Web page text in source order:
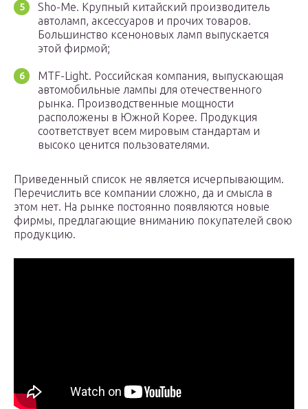
Sho-Me. Крупный китайский производитель
автоламп, аксессуаров и прочих товаров.
Большинство ксеноновых ламп выпускается
этой фирмой;
MTF-Light. Российская компания, выпускающая
автомобильные лампы для отечественного
рынка. Производственные мощности
расположены в Южной Корее. Продукция
соответствует всем мировым стандартам и
высоко ценится пользователями.
Приведенный список не является исчерпывающим.
Перечислить все компании сложно, да и смысла в
этом нет. На рынке постоянно появляются новые
фирмы, предлагающие вниманию покупателей свою
продукцию.